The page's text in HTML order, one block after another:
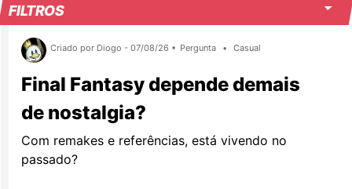
FILTROS
Criado por Diogo - 07/08/26 • Pergunta • Casual
Final Fantasy depende demais
de nostalgia?
Com remakes e referências, está vivendo no
passado?